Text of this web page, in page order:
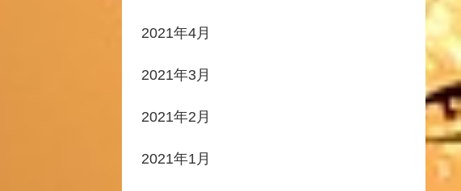
2021年4月
2021年3月
2021年2月
2021年1月